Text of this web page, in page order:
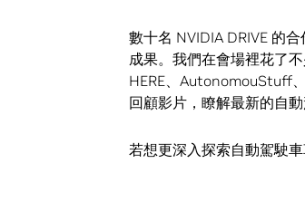
數十名 NVIDIA DRIVE 的
成果。我們在會場裡花了
HERE、AutonomouStuff
回顧影片，瞭解最新的自動
若想更深入探索自動駕駛